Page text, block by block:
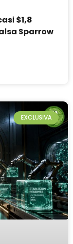
$1,8
Sparrow
EXCLUSIVA